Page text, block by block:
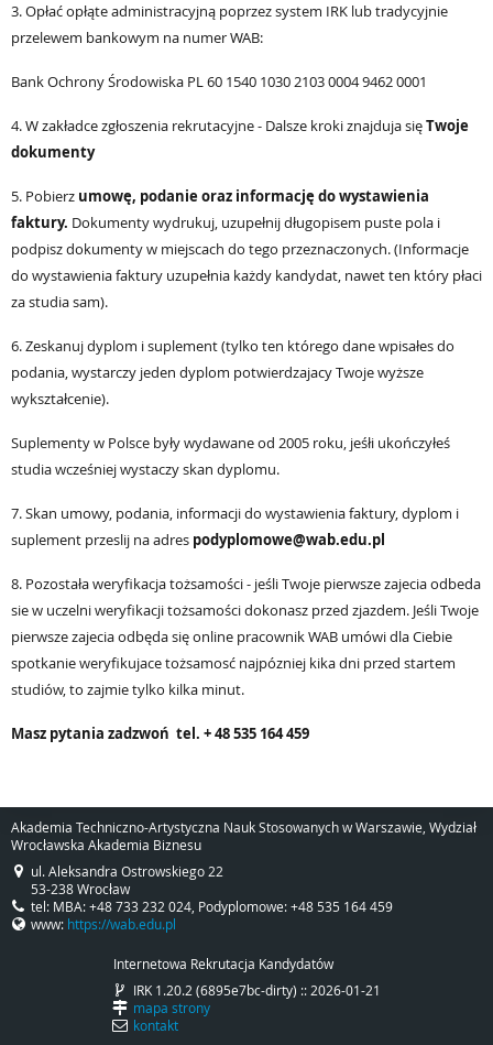
3. Opłać opłąte administracyjną poprzez system IRK lub tradycyjnie
przelewem bankowym na numer WAB:
Bank Ochrony Środowiska PL 60 1540 1030 2103 0004 9462 0001
4. W zakładce zgłoszenia rekrutacyjne - Dalsze kroki znajduja sięTwoje
dokumenty
5. Pobierz umowę, podanie oraz informację do wystawienia
faktury. Dokumenty wydrukuj, uzupełnij długopisem puste pola i
podpisz dokumenty w miejscach do tego przeznaczonych. (Informacje
do wystawienia faktury uzupełnia każdy kandydat, nawet ten który płaci
za studia sam).
6. Zeskanuj dyplom i suplement (tylko ten którego dane wpisałes do
podania, wystarczy jeden dyplom potwierdzajacy Twoje wyższe
wykształcenie).
Suplementy w Polsce były wydawane od 2005 roku, jeśłi ukończyłeś
studia wcześniej wystaczy skan dyplomu.
7. Skan umowy, podania, informacji do wystawienia faktury, dyplom i
suplement przeslij na adres podyplomowe@wab.edu.pl
8. Pozostała weryfikacja tożsamości - jeśli Twoje pierwsze zajecia odbeda
sie w uczelni weryfikacji tożsamości dokonasz przed zjazdem. Jeśli Twoje
pierwsze zajecia odbęda się online pracownik WAB umówi dla Ciebie
spotkanie weryfikujace tożsamosć najpózniej kika dni przed startem
studiów, to zajmie tylko kilka minut.
Masz pytania zadzwoń tel. + 48 535 164 459
Akademia Techniczno-Artystyczna Nauk Stosowanych w Warszawie, Wydział
Wrocławska Akademia Biznesu
ul. Aleksandra Ostrowskiego 22
53-238 Wrocław
tel: MBA: +48 733 232 024, Podyplomowe: +48 535 164 459
www: https://wab.edu.pl
Internetowa Rekrutacja Kandydatów
IRK 1.20.2 (6895e7bc-dirty) :: 2026-01-21
mapa strony
kontakt